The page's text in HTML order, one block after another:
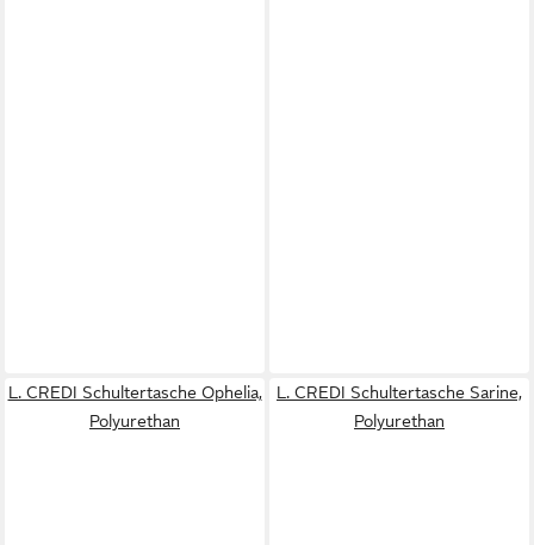
L. CREDI Schultertasche Ophelia,
Polyurethan
L. CREDI Schultertasche Sarine,
Polyurethan